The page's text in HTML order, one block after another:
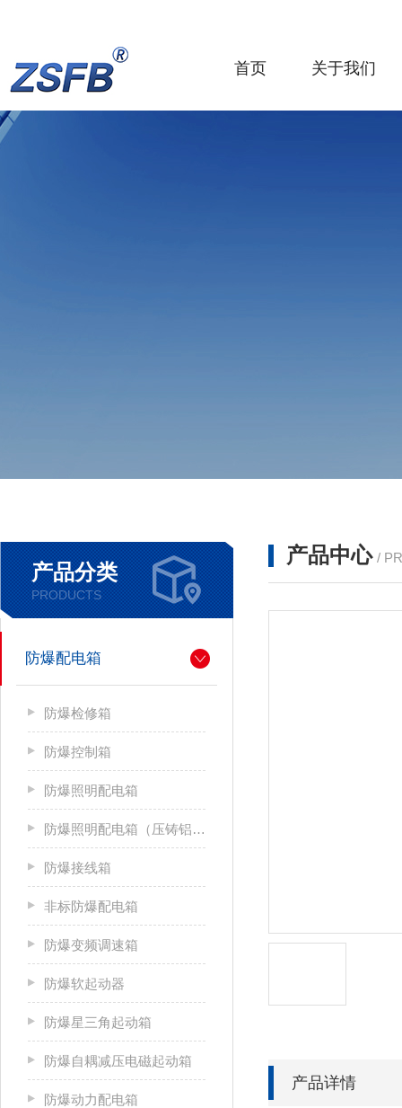
首页 关于我们
产品分类
PRODUCTS
防爆配电箱
防爆检修箱
防爆控制箱
防爆照明配电箱
防爆照明配电箱（压铸铝合金）
防爆接线箱
非标防爆配电箱
防爆变频调速箱
防爆软起动器
防爆星三角起动箱
防爆自耦减压电磁起动箱
防爆动力配电箱
产品中心 /
产品详情